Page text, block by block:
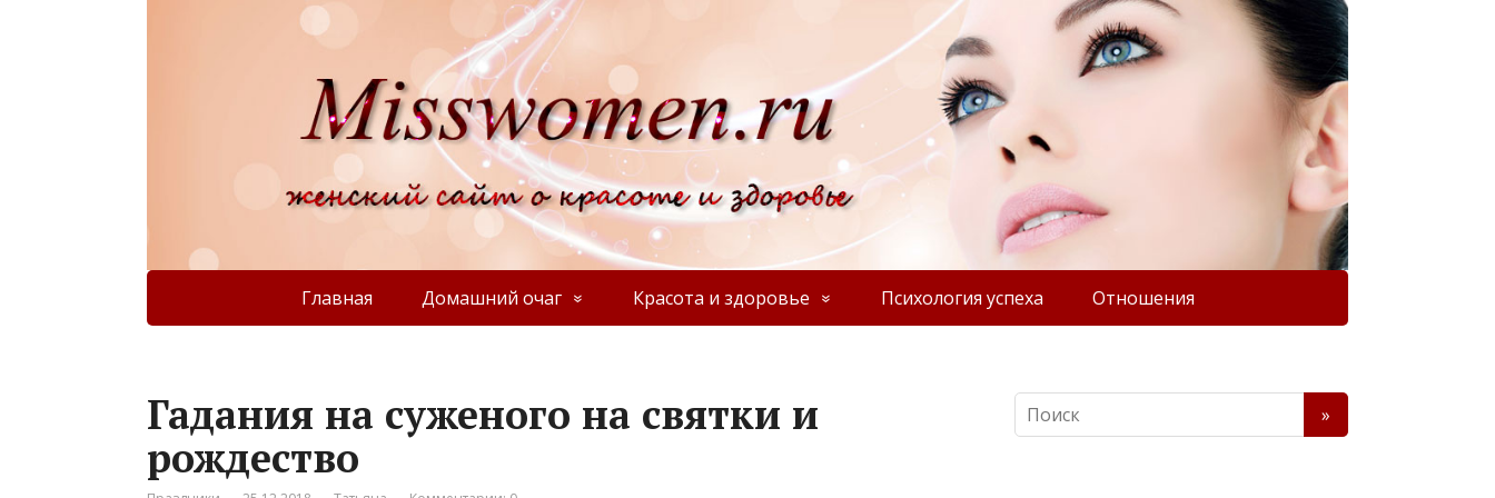
Главная Домашний очаг Красота и здоровье Психология успеха Отношения
Гадания на суженого на святки и
рождество